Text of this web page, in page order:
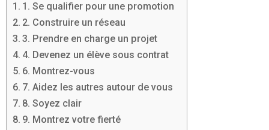
1. Se qualifier pour une promotion
2. Construire un réseau
3. Prendre en charge un projet
4. Devenez un élève sous contrat
6. Montrez-vous
7. Aidez les autres autour de vous
8. Soyez clair
9. Montrez votre fierté